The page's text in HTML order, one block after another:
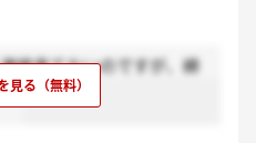
絡来てないのですが、締
？